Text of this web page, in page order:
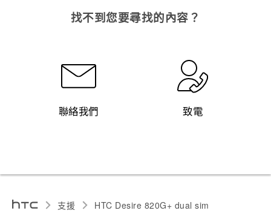
找不到您要尋找的內容？
聯絡我們 致電
支援 HTC Desire 820G+ dual sim‎